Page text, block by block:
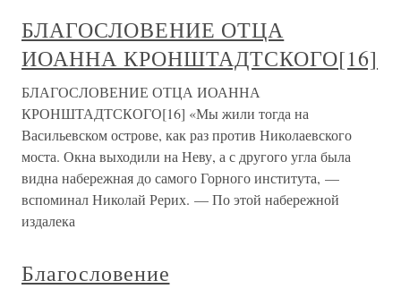
БЛАГОСЛОВЕНИЕ ОТЦА
ИОАННА КРОНШТАДТСКОГО[16]
БЛАГОСЛОВЕНИЕ ОТЦА ИОАННА
КРОНШТАДТСКОГО[16] «Мы жили тогда на
Васильевском острове, как раз против Николаевского
моста. Окна выходили на Неву, а с другого угла была
видна набережная до самого Горного института, —
вспоминал Николай Рерих. — По этой набережной
издалека
Благословение